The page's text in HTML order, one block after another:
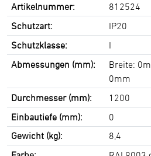
Artikelnummer:
812524
Schutzart:
IP20
Schutzklasse:
I
Abmessungen (mm):
Breite:
0mm
Durchmesser (mm):
1200
Einbautiefe (mm):
0
Gewicht (kg):
8,4